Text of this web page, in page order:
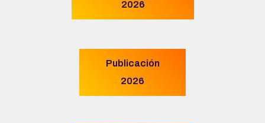
2026
Publicación
2026